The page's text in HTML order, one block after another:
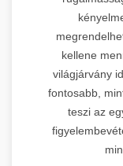
kellene
világjárvány
fontosabb,
teszi az